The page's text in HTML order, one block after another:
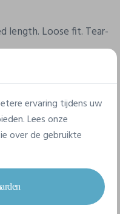
length. Loose fit. Tear-
ervaring tijdens uw
Lees onze
over de gebruikte